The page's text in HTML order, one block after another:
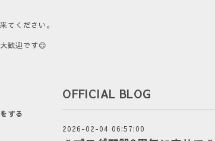
てください。
歓迎です😊
OFFICIAL BLOG
2026-02-04 06:57:00
する